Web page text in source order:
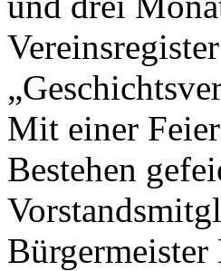
Mit einer
Bestehen